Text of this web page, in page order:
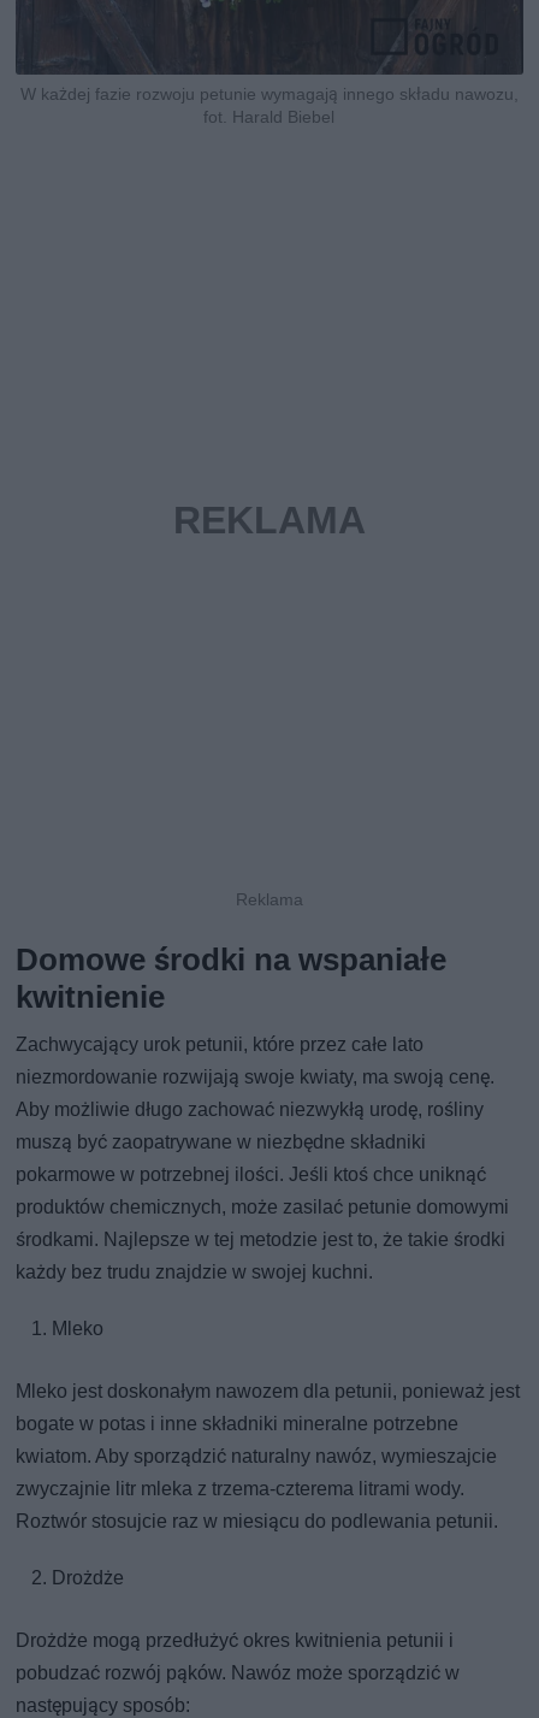
W każdej fazie rozwoju petunie wymagają innego składu nawozu,
fot. Harald Biebel
Domowe środki na wspaniałe
kwitnienie
Zachwycający urok petunii, które przez całe lato
niezmordowanie rozwijają swoje kwiaty, ma swoją cenę.
Aby możliwie długo zachować niezwykłą urodę, rośliny
muszą być zaopatrywane w niezbędne składniki
pokarmowe w potrzebnej ilości. Jeśli ktoś chce uniknąć
produktów chemicznych, może zasilać petunie domowymi
środkami. Najlepsze w tej metodzie jest to, że takie środki
każdy bez trudu znajdzie w swojej kuchni.
Mleko
Mleko jest doskonałym nawozem dla petunii, ponieważ jest
bogate w potas i inne składniki mineralne potrzebne
kwiatom. Aby sporządzić naturalny nawóz, wymieszajcie
zwyczajnie litr mleka z trzema-czterema litrami wody.
Roztwór stosujcie raz w miesiącu do podlewania petunii.
Drożdże
Drożdże mogą przedłużyć okres kwitnienia petunii i
pobudzać rozwój pąków. Nawóz może sporządzić w
następujący sposób: